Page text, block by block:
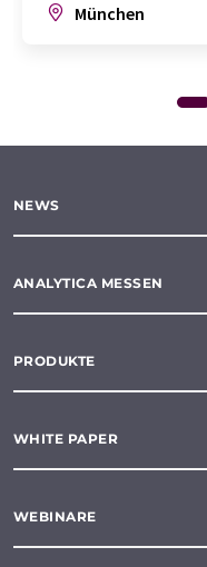
München
NEWS
ANALYTICA MESSEN
PRODUKTE
WHITE PAPER
WEBINARE